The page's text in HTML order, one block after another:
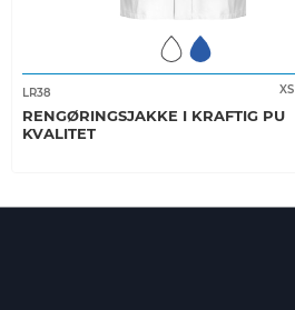
LR38
RENGØRINGSJAKKE I KRAFTIG PU
KVALITET
XS